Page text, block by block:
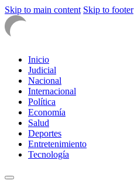
Skip to main content Skip to footer
Inicio
Judicial
Nacional
Internacional
Política
Economía
Salud
Deportes
Entretenimiento
Tecnología